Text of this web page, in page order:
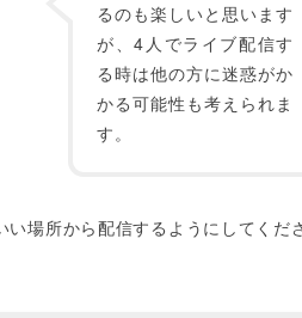
るのも楽しいと思います
が、4人でライブ配信す
る時は他の方に迷惑がか
かる可能性も考えられま
す。
場所から配信するようにしてくだ